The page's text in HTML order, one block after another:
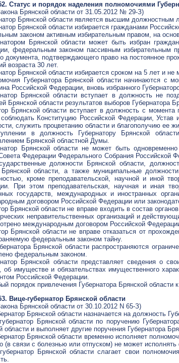
Статус и порядок наделения полномочиями
Брянской области от 31.05.2012 № 29-З)
Брянской области является высшим должностным
Брянской области избирается гражданами
законом активным избирательным правом, на
Брянской области может быть избран
федеральным законом пассивным избирательным
документа, подтверждающего право на постоянное
возраста 30 лет.
Брянской области избирается сроком на 5 лет и
Губернатора Брянской области начинаются с
Российской Федерации, вновь избранного
Брянской области вступает в должность не
Брянской области результатов выборов Губернатора
Брянской области вступает в должность с
Конституцию Российской Федерации,
служить процветанию области и благополучию ее
в должность Губернатору Брянской
Брянской областной Думы.
Брянской области не может быть
Федерации Федерального Собрания Российской
должности Брянской области,
области, а также муниципальные
кроме преподавательской, научной и иной
При этом преподавательская, научная и иная
государств, международных и иностранных
договором Российской Федерации или
Брянской области не вправе входить в состав
неправительственных организаций и
международным договором Российской
Брянской области не вправе отказаться от
федеральным законом тайну.
Брянской области распространяются
федеральным законом.
Брянской области представляет сведения о
об имуществе и обязательствах имущественного
Российской Федерации.
порядок привлечения Губернатора Брянской
Вице-губернатор Брянской области
Брянской области от 30.10.2012 N 65-З)
Брянской области назначается на должность
Брянской области по поручению
области и выполняет другие поручения Губернатора
Брянской области временно исполняет
(в связи с болезнью или отпуском) не может исполнять
Брянской области слагает свои